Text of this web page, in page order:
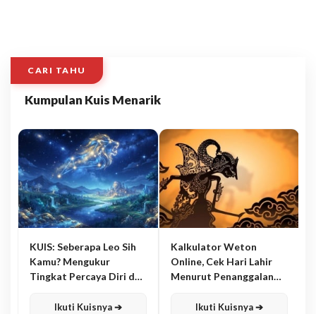
CARI TAHU
Kumpulan Kuis Menarik
KUIS: Seberapa Leo Sih
Kamu? Mengukur
Tingkat Percaya Diri dan
Ikuti Kuisnya ➔
Kalkulator Weton
Online, Cek Hari Lahir
Menurut Penanggalan
Ikuti Kuisnya ➔